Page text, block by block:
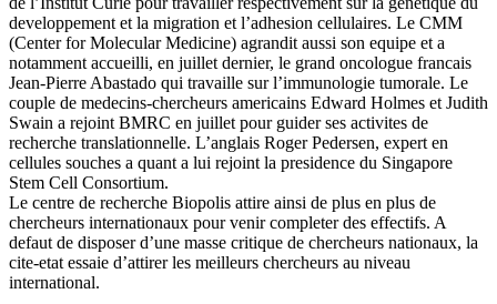
developpement et la migration et l’adhesion cellulaires. Le CMM
(Center for Molecular Medicine) agrandit aussi son equipe et a
notamment accueilli, en juillet dernier, le grand oncologue francais
Jean-Pierre Abastado qui travaille sur l’immunologie tumorale. Le
couple de medecins-chercheurs americains Edward Holmes et Judith
Swain a rejoint BMRC en juillet pour guider ses activites de
recherche translationnelle. L’anglais Roger Pedersen, expert en
cellules souches a quant a lui rejoint la presidence du Singapore
Stem Cell Consortium.
Le centre de recherche Biopolis attire ainsi de plus en plus de
chercheurs internationaux pour venir completer des effectifs. A
defaut de disposer d’une masse critique de chercheurs nationaux, la
cite-etat essaie d’attirer les meilleurs chercheurs au niveau
international.